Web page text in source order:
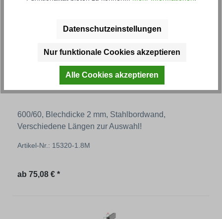
Grundbordwand FS
600/60, Blechdicke 2 mm, Stahlbordwand,
Verschiedene Längen zur Auswahl!
Artikel-Nr.: 15320-1.8M
Regulärer Preis:
ab 75,08 € *
Datenschutzeinstellungen
Nur funktionale Cookies akzeptieren
Alle Cookies akzeptieren